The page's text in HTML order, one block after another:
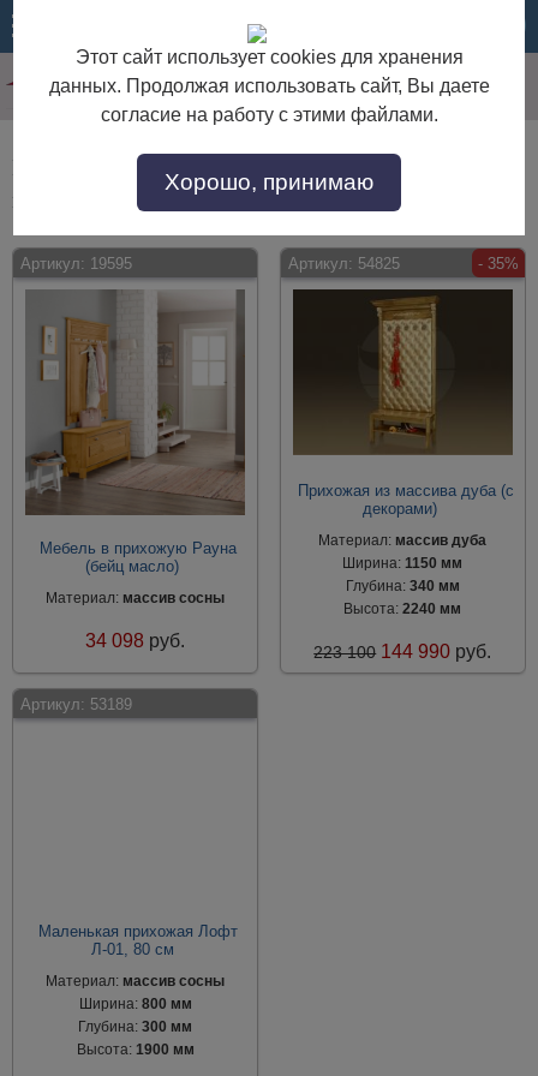
Прихожие - готовые решения для коридора из
Артикул: 19595
Мебель в прихожую Рауна
(бейц масло)
Материал: массив сосны
34 098 руб.
Артикул: 54825 - 35%
Прихожая из массива дуба (с
декорами)
Материал: массив дуба
Ширина:1150 мм
Глубина: 340 мм
Высота:2240 мм
223 100 144 990 руб.
Артикул: 53189
Маленькая прихожая Лофт
Л-01, 80 см
Материал: массив сосны
Ширина: 800 мм
Глубина:300 мм
Высота: 1900 мм
Этот сайт использует cookies для хранения
данных. Продолжая использовать сайт, Вы даете
согласие на работу с этими файлами.
Хорошо, принимаю